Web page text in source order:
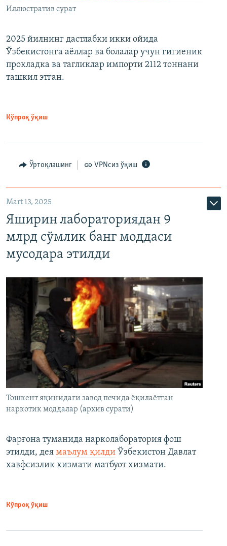
Иллюстратив сурат
2025 йилнинг дастлабки икки ойида
Ўзбекистонга аёллар ва болалар учун гигиеник
прокладка ва тагликлар импорти 2112 тоннани
ташкил этган.
Кўпроқ ўқиш
Ўртоқлашинг VPNсиз ўқиш
Mart 13, 2025
Яширин лабораториядан 9
млрд сўмлик банг моддаси
мусодара этилди
Тошкент яқинидаги завод печида ёқилаётган
наркотик моддалар (архив сурати)
Фарғона туманида нарколаборатория фош
этилди, дея маълум қилди Ўзбекистон Давлат
хавфсизлик хизмати матбуот хизмати.
Кўпроқ ўқиш